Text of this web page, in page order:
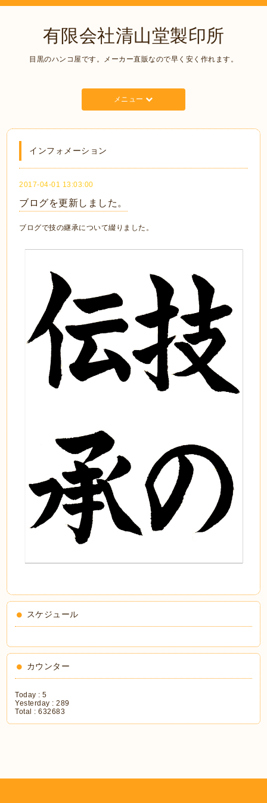
有限会社清山堂製印所
目黒のハンコ屋です。メーカー直販なので早く安く作れます。
メニュー
インフォメーション
2017-04-01 13:03:00
ブログを更新しました。
ブログで技の継承について綴りました。
スケジュール
カウンター
Today :5
Yesterday :289
Total :632683